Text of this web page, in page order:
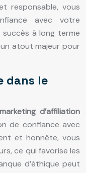
responsable, vous
avec votre
à long terme
atout majeur pour
dans le
marketing d’affiliation
de confiance avec
et honnête, vous
ce qui favorise les
d’éthique peut